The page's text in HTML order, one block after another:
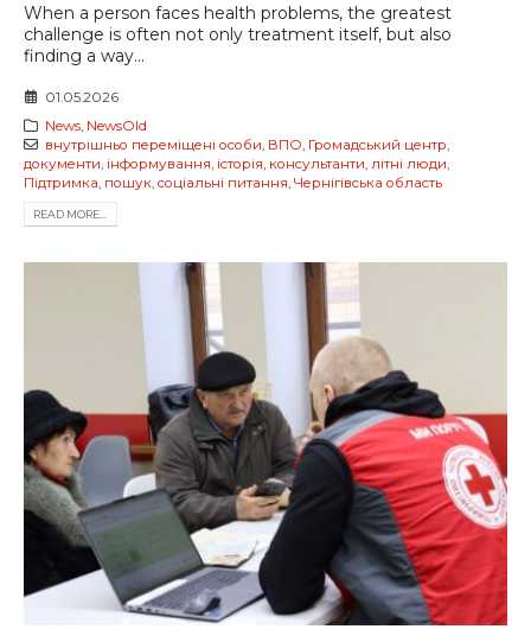
When a person faces health problems, the greatest
challenge is often not only treatment itself, but also
finding a way...
01.05.2026
News, NewsOld
внутрішньо переміщені особи, ВПО, Громадський центр,
документи, інформування, історія, консультанти, літні люди,
Підтримка, пошук, соціальні питання, Чернігівська область
READ MORE...